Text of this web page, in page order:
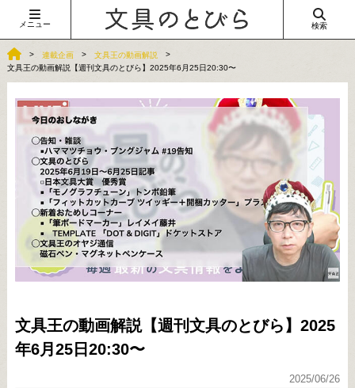
メニュー 検索
連載企画
文具王の動画解説
文具王の動画解説【週刊文具のとびら】2025年6月25日20:30〜
文具王の動画解説【週刊文具のとびら】2025
年6月25日20:30〜
2025/06/26